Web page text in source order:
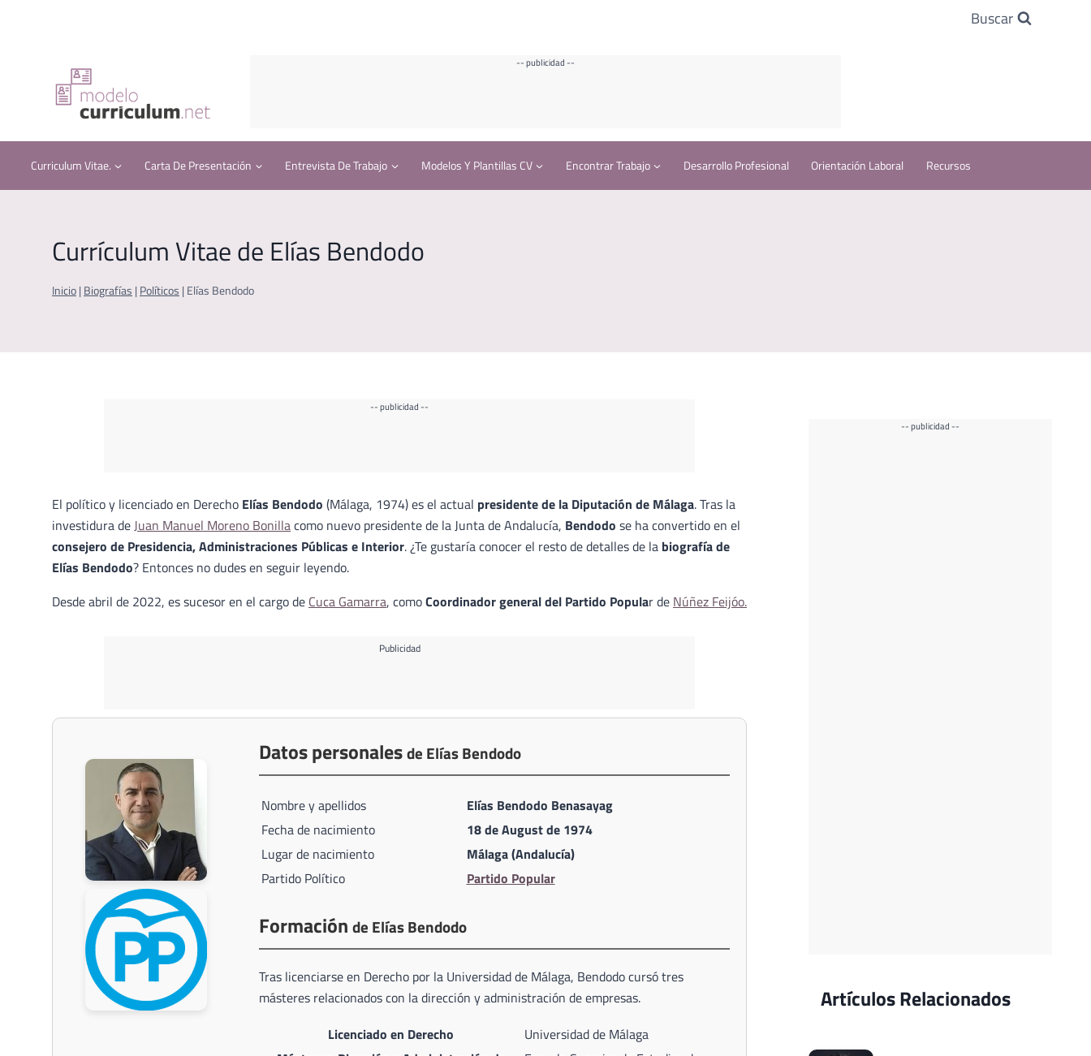
Buscar
-- publicidad --
Curriculum Vitae. Carta De Presentación Entrevista De Trabajo Modelos Y Plantillas CV Encontrar Trabajo Desarrollo Profesional Orientación Laboral Recursos
Currículum Vitae de Elías Bendodo
Inicio | Biografías | Políticos | Elías Bendodo
-- publicidad --
El político y licenciado en Derecho Elías Bendodo (Málaga, 1974) es el actual presidente de la Diputación de Málaga. Tras la
investidura deJuan Manuel Moreno Bonillacomo nuevo presidente de la Junta de Andalucía, Bendodo se ha convertido en el
consejero de Presidencia, Administraciones Públicas e Interior. ¿Te gustaría conocer el resto de detalles de la biografía de
Elías Bendodo? Entonces no dudes en seguir leyendo.
Desde abril de 2022, es sucesor en el cargo de Cuca Gamarra, comoCoordinador general del Partido Popular de Núñez Feijóo.
Publicidad
Datos personalesde Elías Bendodo
Nombre y apellidos
Elías Bendodo Benasayag
Fecha de nacimiento
18 de August de 1974
Lugar de nacimiento
Málaga (Andalucía)
Partido Político
Partido Popular
Formación de Elías Bendodo
Tras licenciarse en Derecho por la Universidad de Málaga, Bendodo cursó tres
másteres relacionados con la dirección y administración de empresas.
Licenciado en Derecho
Universidad de Málaga
-- publicidad --
Artículos Relacionados